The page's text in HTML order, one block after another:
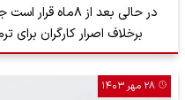
در حالی بعد از
برخلاف اصرار کارگران
۲۸ مهر ۱۴۰۳